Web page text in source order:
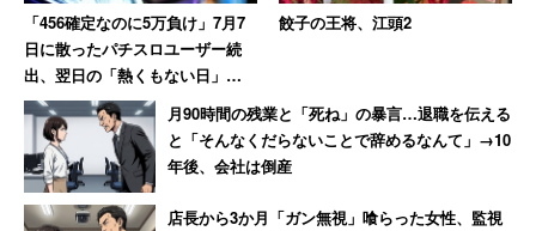
「456確定なのに5万負け」7月7
日に散ったパチスロユーザー続
出、翌日の「熱くもない日」に
10万負けた猛者も
餃子の王将、江頭2
月90時間の残業と「死ね」の暴言…退職を伝える
と「そんなくだらないことで辞めるなんて」→10
年後、会社は倒産
店長から3か月「ガン無視」喰らった女性、監視